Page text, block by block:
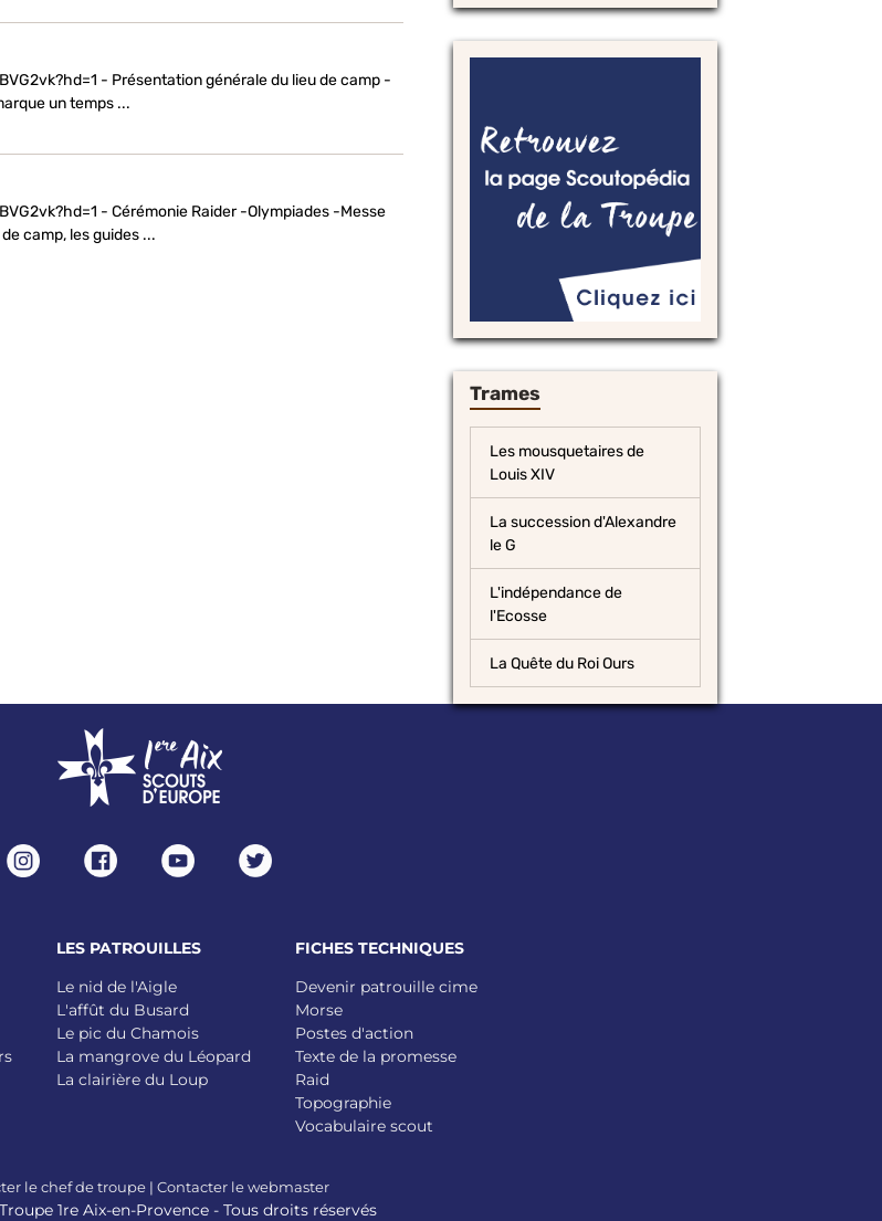
- Présentation générale du lieu de camp -
un temps ...
- Cérémonie Raider -Olympiades -Messe
camp, les guides ...
Trames
Les mousquetaires de
Louis XIV
La succession d'Alexandre
le G
L'indépendance de
l'Ecosse
La Quête du Roi Ours
LES PATROUILLES
Le nid de l'Aigle
L'affût du Busard
Le pic du Chamois
La mangrove du Léopard
La clairière du Loup
FICHES TECHNIQUES
Devenir patrouille cime
Morse
Postes d'action
Texte de la promesse
Raid
Topographie
Vocabulaire scout
le chef de troupe| Contacter le webmaster
1re Aix-en-Provence - Tous droits réservés